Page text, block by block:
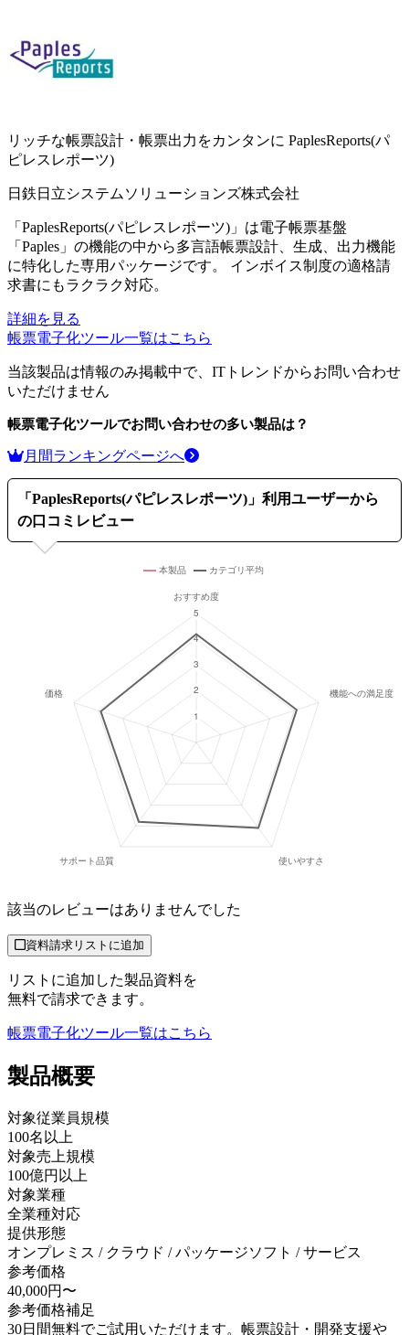
リッチな帳票設計・帳票出力をカンタンに PaplesReports(パ
ピレスレポーツ)
日鉄日立システムソリューションズ株式会社
「PaplesReports(パピレスレポーツ)」は電子帳票基盤
「Paples」の機能の中から多言語帳票設計、生成、出力機能
に特化した専用パッケージです。 インボイス制度の適格請
求書にもラクラク対応。
詳細を見る
帳票電子化ツール一覧はこちら
当該製品は情報のみ掲載中で、ITトレンドからお問い合わせ
いただけません
帳票電子化ツールでお問い合わせの多い製品は？
月間ランキングページへ
「 PaplesReports(パピレスレポーツ) 」利用ユーザーから
の口コミレビュー
該当のレビューはありませんでした
資料請求リストに追加
リストに追加した製品資料を
無料で請求できます。
帳票電子化ツール一覧はこちら
製品概要
対象従業員規模
100名以上
対象売上規模
100億円以上
対象業種
全業種対応
提供形態
オンプレミス / クラウド / パッケージソフト / サービス
参考価格
40,000円〜
参考価格補足
30日間無料でご試用いただけます。帳票設計・開発支援や